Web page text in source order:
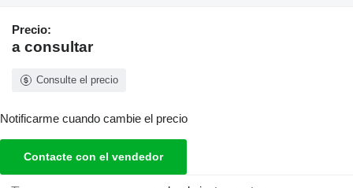
Precio:
a consultar
Consulte el precio
Notificarme cuando cambie el precio
Contacte con el vendedor